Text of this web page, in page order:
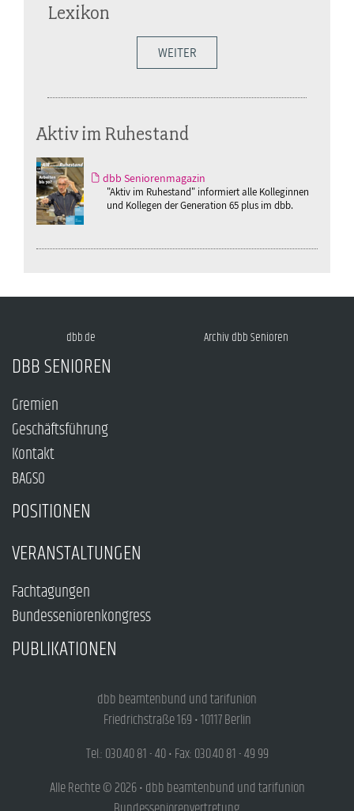
Lexikon
WEITER
Aktiv im Ruhestand
dbb Seniorenmagazin
"Aktiv im Ruhestand" informiert alle Kolleginnen
und Kollegen der Generation 65 plus im dbb.
dbb.de Archiv dbb Senioren
DBB SENIOREN
Gremien
Geschäftsführung
Kontakt
BAGSO
POSITIONEN
VERANSTALTUNGEN
Fachtagungen
Bundesseniorenkongress
PUBLIKATIONEN
dbb beamtenbund und tarifunion
Friedrichstraße 169 • 10117 Berlin
Tel.: 030.40 81 - 40 • Fax: 030.40 81 - 49 99
Alle Rechte © 2026 • dbb beamtenbund und tarifunion